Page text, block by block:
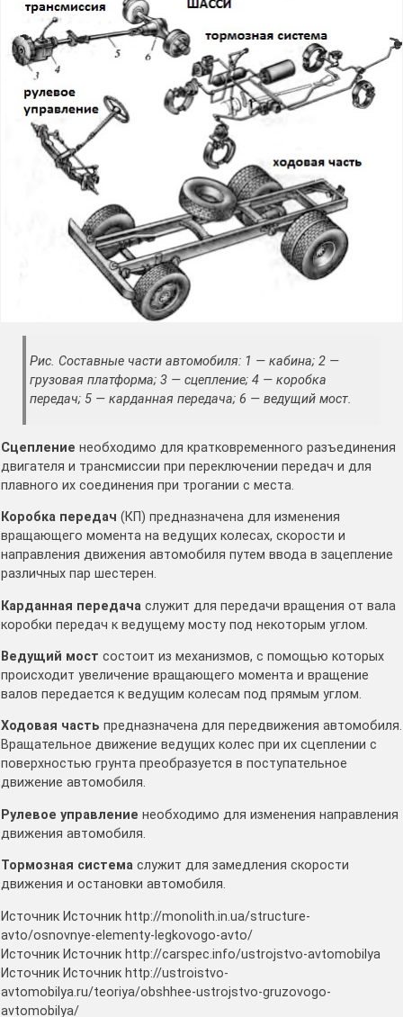
Рис. Составные части автомобиля: 1 — кабина; 2 —
грузовая платформа; 3 — сцепление; 4 — коробка
передач; 5 — карданная передача; 6 — ведущий мост.
Сцепление необходимо для кратковременного разъединения
двигателя и трансмиссии при переключении передач и для
плавного их соединения при трогании с места.
Коробка передач (КП) предназначена для изменения
вращающего момента на ведущих колесах, скорости и
направления движения автомобиля путем ввода в зацепление
различных пар шестерен.
Карданная передача служит для передачи вращения от вала
коробки передач к ведущему мосту под некоторым углом.
Ведущий мост состоит из механизмов, с помощью которых
происходит увеличение вращающего момента и вращение
валов передается к ведущим колесам под прямым углом.
Ходовая часть предназначена для передвижения автомобиля.
Вращательное движение ведущих колес при их сцеплении с
поверхностью грунта преобразуется в поступательное
движение автомобиля.
Рулевое управление необходимо для изменения направления
движения автомобиля.
Тормозная система служит для замедления скорости
движения и остановки автомобиля.
Источник Источник http://monolith.in.ua/structure-
avto/osnovnye-elementy-legkovogo-avto/
Источник Источник http://carspec.info/ustrojstvo-avtomobilya
Источник Источник http://ustroistvo-
avtomobilya.ru/teoriya/obshhee-ustrojstvo-gruzovogo-
avtomobilya/